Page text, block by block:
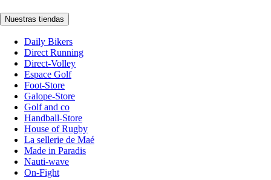
Nuestras tiendas
Daily Bikers
Direct Running
Direct-Volley
Espace Golf
Foot-Store
Galope-Store
Golf and co
Handball-Store
House of Rugby
La sellerie de Maé
Made in Paradis
Nauti-wave
On-Fight